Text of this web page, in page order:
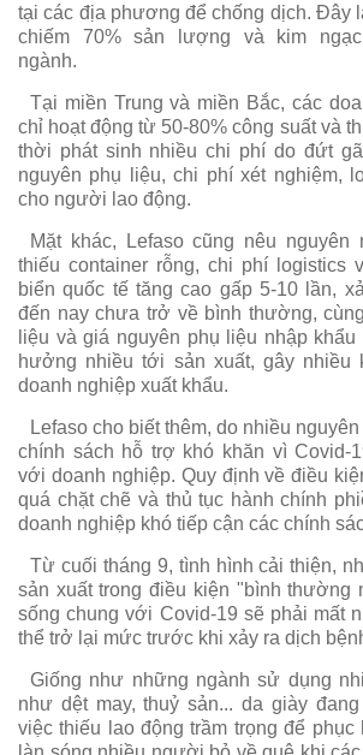
tại các địa phương để chống dịch. Đây
chiếm 70% sản lượng và kim
ngành.
Tại miền Trung và miền Bắc, các
chỉ hoạt động từ 50-80% công suất và
thời phát sinh nhiều chi phí do đứt
nguyên phụ liệu, chi phí xét nghiệm,
cho người lao động.
Mặt khác, Lefaso cũng nêu nguyên
thiếu container rỗng, chi phí logistics
biển quốc tế tăng cao gấp 5-10 lần,
đến nay chưa trở về bình thường,
liệu và giá nguyên phụ liệu nhập khẩu
hưởng nhiều tới sản xuất, gây nhiều
doanh nghiệp xuất khẩu.
Lefaso cho biết thêm, do nhiều
chính sách hỗ trợ khó khăn vì Covid-
với doanh nghiệp. Quy định về điều
quá chặt chẽ và thủ tục hành chính
doanh nghiệp khó tiếp cận các chính
Từ cuối tháng 9, tình hình cải thiện,
sản xuất trong điều kiện "bình thường
sống chung với Covid-19 sẽ phải mất
thể trở lại mức trước khi xảy ra dịch
Giống như những ngành sử dụng
như dệt may, thuỷ sản... da giày
việc thiếu lao động trầm trọng để